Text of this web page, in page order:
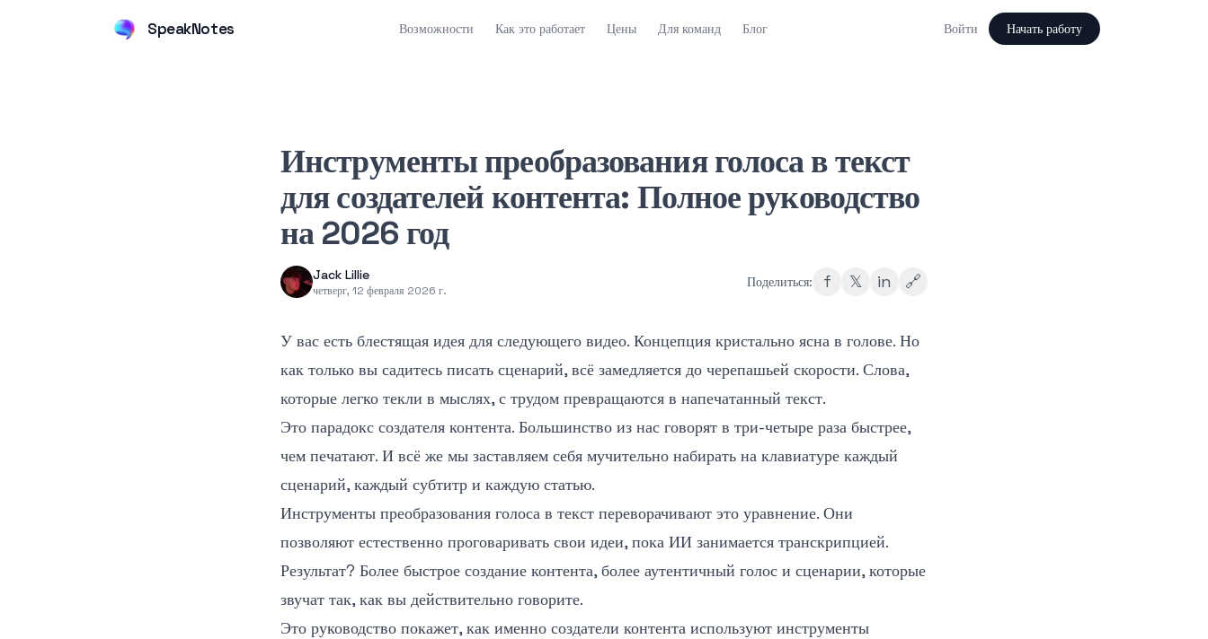
SpeakNotes Возможности Как это работает Цены Для команд Блог Войти Начать работу
Инструменты преобразования голоса в текст
для создателей контента: Полное руководство
на 2026 год
Jack Lillie
четверг, 12 февраля 2026 г.
Поделиться: f 𝕏 in 🔗
У вас есть блестящая идея для следующего видео. Концепция кристально ясна в голове. Но
как только вы садитесь писать сценарий, всё замедляется до черепашьей скорости. Слова,
которые легко текли в мыслях, с трудом превращаются в напечатанный текст.
Это парадокс создателя контента. Большинство из нас говорят в три-четыре раза быстрее,
чем печатают. И всё же мы заставляем себя мучительно набирать на клавиатуре каждый
сценарий, каждый субтитр и каждую статью.
Инструменты преобразования голоса в текст переворачивают это уравнение. Они
позволяют естественно проговаривать свои идеи, пока ИИ занимается транскрипцией.
Результат? Более быстрое создание контента, более аутентичный голос и сценарии, которые
звучат так, как вы действительно говорите.
Это руководство покажет, как именно создатели контента используют инструменты